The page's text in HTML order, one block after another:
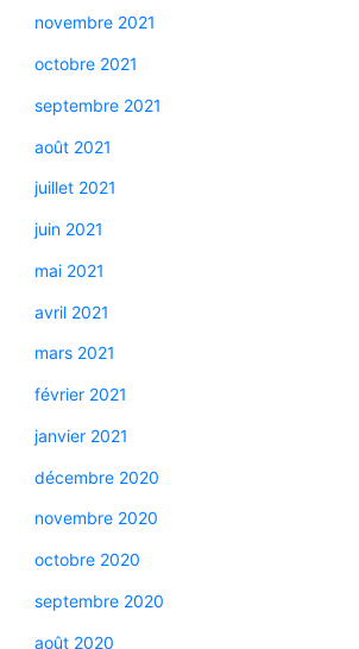
novembre 2021
octobre 2021
septembre 2021
août 2021
juillet 2021
juin 2021
mai 2021
avril 2021
mars 2021
février 2021
janvier 2021
décembre 2020
novembre 2020
octobre 2020
septembre 2020
août 2020